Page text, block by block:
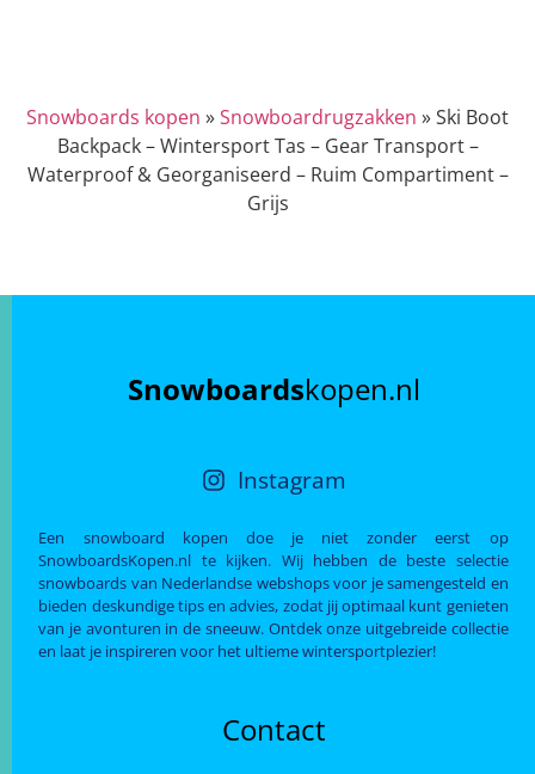
Snowboards kopen »Snowboardrugzakken »Ski Boot
Backpack – Wintersport Tas – Gear Transport –
Waterproof & Georganiseerd – Ruim Compartiment –
Grijs
Snowboardskopen.nl
Instagram
Een snowboard kopen doe je niet zonder eerst op
SnowboardsKopen.nl te kijken. Wij hebben de beste selectie
snowboards van Nederlandse webshops voor je samengesteld en
bieden deskundige tips en advies, zodat jij optimaal kunt genieten
van je avonturen in de sneeuw. Ontdek onze uitgebreide collectie
en laat je inspireren voor het ultieme wintersportplezier!
Contact